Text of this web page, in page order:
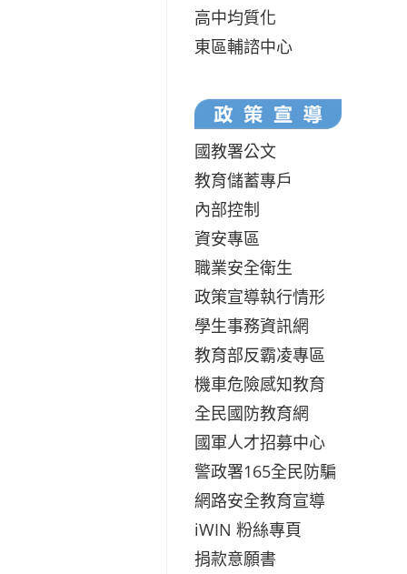
高中均質化
東區輔諮中心
國教署公文
教育儲蓄專戶
內部控制
資安專區
職業安全衛生
政策宣導執行情形
學生事務資訊網
教育部反霸凌專區
機車危險感知教育
全民國防教育網
國軍人才招募中心
警政署165全民防騙
網路安全教育宣導
iWIN 粉絲專頁
捐款意願書